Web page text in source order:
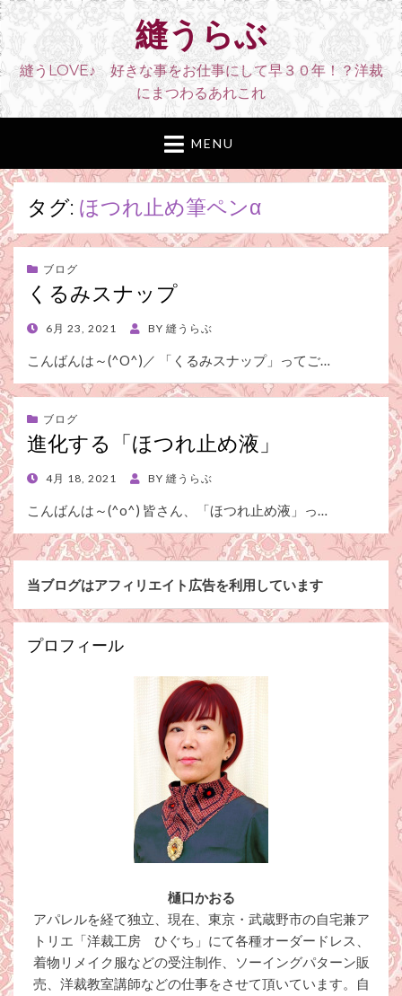
縫うらぶ
縫うLOVE♪ 好きな事をお仕事にして早３０年！？洋裁
にまつわるあれこれ
MENU
タグ: ほつれ止め筆ペンα
ブログ
くるみスナップ
POSTED
6月 23, 2021 BY 縫うらぶ
こんばんは～(^O^)／ 「くるみスナップ」ってご…
ブログ
進化する「ほつれ止め液」
POSTED
4月 18, 2021 BY 縫うらぶ
こんばんは～(^o^) 皆さん、「ほつれ止め液」っ…
当ブログはアフィリエイト広告を利用しています
プロフィール
樋口かおる
アパレルを経て独立、現在、東京・武蔵野市の自宅兼ア
トリエ「洋裁工房 ひぐち」にて各種オーダードレス、
着物リメイク服などの受注制作、ソーイングパターン販
売、洋裁教室講師などの仕事をさせて頂いています。自